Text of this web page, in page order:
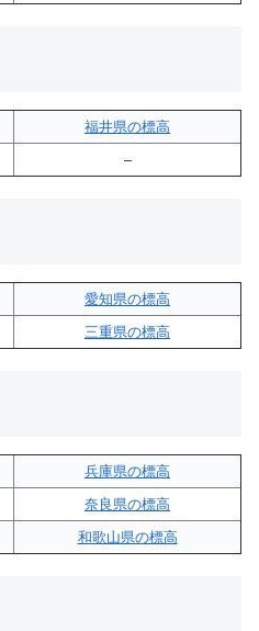
福井県の標高
–
愛知県の標高
三重県の標高
兵庫県の標高
奈良県の標高
和歌山県の標高